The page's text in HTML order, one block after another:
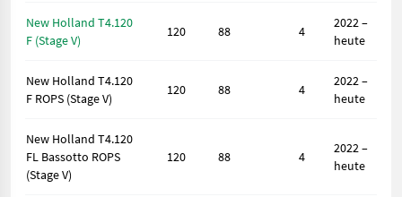
New Holland T4.120
F (Stage V)
120 88 4
2022 –
heute
New Holland T4.120
F ROPS (Stage V)
120 88 4
2022 –
heute
New Holland T4.120
FL Bassotto ROPS
(Stage V)
120 88 4
2022 –
heute